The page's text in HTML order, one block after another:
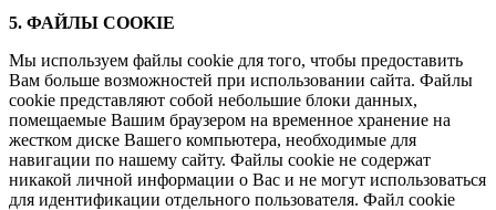
5. ФАЙЛЫ COOKIE
Мы используем файлы cookie для того, чтобы предоставить
Вам больше возможностей при использовании сайта. Файлы
cookie представляют собой небольшие блоки данных,
помещаемые Вашим браузером на временное хранение на
жестком диске Вашего компьютера, необходимые для
навигации по нашему сайту. Файлы cookie не содержат
никакой личной информации о Вас и не могут использоваться
для идентификации отдельного пользователя. Файл cookie